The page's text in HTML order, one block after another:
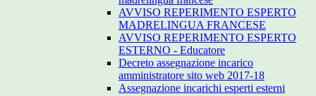
AVVISO REPERIMENTO ESPERTO
MADRELINGUA FRANCESE
AVVISO REPERIMENTO ESPERTO
ESTERNO - Educatore
Decreto assegnazione incarico
amministratore sito web 2017-18
Assegnazione incarichi esperti esterni